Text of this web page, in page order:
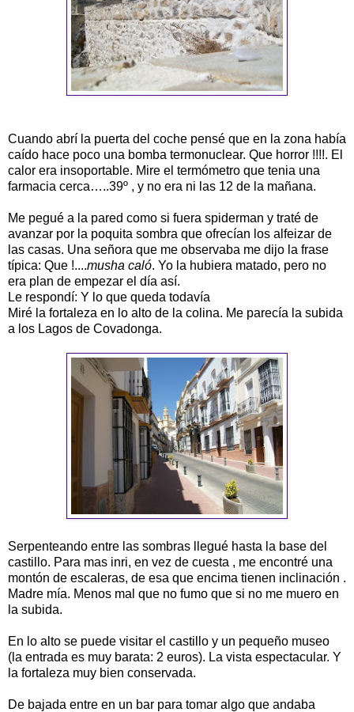
Cuando abrí la puerta del coche pensé que en la zona había
caído hace poco una bomba termonuclear. Que horror !!!!. El
calor era insoportable. Mire el termómetro que tenia una
farmacia cerca…..39º , y no era ni las 12 de la mañana.
Me pegué a la pared como si fuera spiderman y traté de
avanzar por la poquita sombra que ofrecían los alfeizar de
las casas. Una señora que me observaba me dijo la frase
típica: Que !....musha caló. Yo la hubiera matado, pero no
era plan de empezar el día así.
Le respondí: Y lo que queda todavía
Miré la fortaleza en lo alto de la colina. Me parecía la subida
a los Lagos de Covadonga.
Serpenteando entre las sombras llegué hasta la base del
castillo. Para mas inri, en vez de cuesta , me encontré una
montón de escaleras, de esa que encima tienen inclinación .
Madre mía. Menos mal que no fumo que si no me muero en
la subida.
En lo alto se puede visitar el castillo y un pequeño museo
(la entrada es muy barata: 2 euros). La vista espectacular. Y
la fortaleza muy bien conservada.
De bajada entre en un bar para tomar algo que andaba